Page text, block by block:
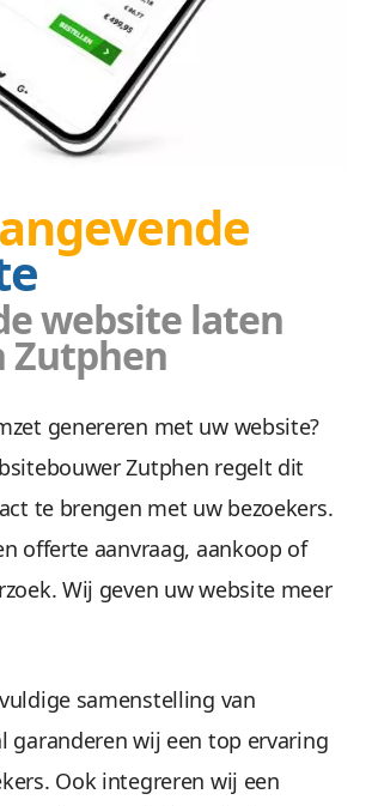
website laten
Zutphen
genereren met uw website?
Zutphen regelt dit
te brengen met uw bezoekers.
offerte aanvraag, aankoop of
Wij geven uw website meer
samenstelling van
garanderen wij een top ervaring
Ook integreren wij een